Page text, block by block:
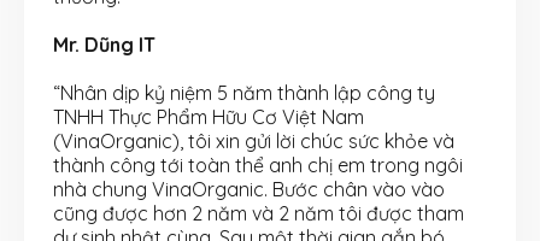
Mr. Dũng IT
“Nhân dịp kỷ niệm 5 năm thành lập công ty
TNHH Thực Phẩm Hữu Cơ Việt Nam
(VinaOrganic), tôi xin gửi lời chúc sức khỏe và
thành công tới toàn thể anh chị em trong ngôi
nhà chung VinaOrganic. Bước chân vào vào
cũng được hơn 2 năm và 2 năm tôi được tham